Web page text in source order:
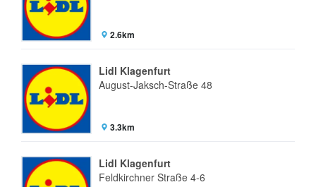
2.6km
Lidl Klagenfurt
August-Jaksch-Straße 48
3.3km
Lidl Klagenfurt
Feldkirchner Straße 4-6